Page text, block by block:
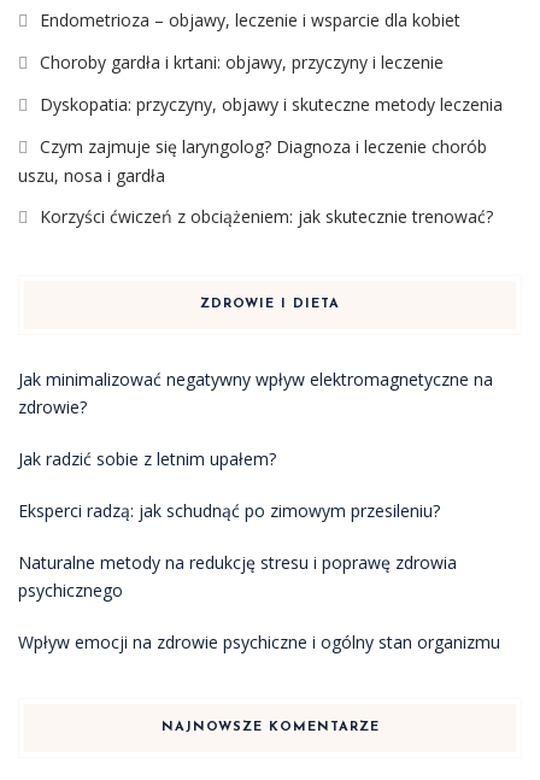
Endometrioza – objawy, leczenie i wsparcie dla kobiet
Choroby gardła i krtani: objawy, przyczyny i leczenie
Dyskopatia: przyczyny, objawy i skuteczne metody leczenia
Czym zajmuje się laryngolog? Diagnoza i leczenie chorób
uszu, nosa i gardła
Korzyści ćwiczeń z obciążeniem: jak skutecznie trenować?
ZDROWIE I DIETA
Jak minimalizować negatywny wpływ elektromagnetyczne na
zdrowie?
Jak radzić sobie z letnim upałem?
Eksperci radzą: jak schudnąć po zimowym przesileniu?
Naturalne metody na redukcję stresu i poprawę zdrowia
psychicznego
Wpływ emocji na zdrowie psychiczne i ogólny stan organizmu
NAJNOWSZE KOMENTARZE